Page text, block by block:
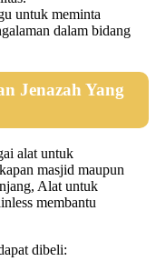
untuk meminta
dalam bidang
Jenazah Yang
alat untuk
masjid maupun
Alat untuk
membantu
dibeli: